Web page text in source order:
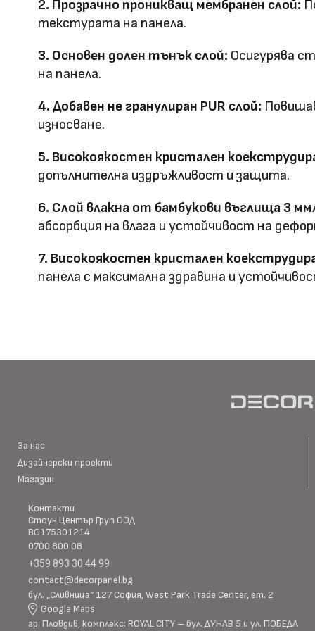
технология
Матова PETG
Оценка за
ефективност
Клас на горимост
Предимства водоустойчив &
снаждане
Фрезовано снаждане /
профил
HD Принтирани
Материал \\
Повърхностна
технология
Оценка за
ефективност
Клас на горимост
2. Прозрачно проникващ мембранен слой:
текстурата на панела.
3. Основен долен тънък слой: Осигурява
на панела.
4. Добавен не гранулиран PUR слой:
износване.
5. Високоякостен кристален
допълнителна издръжливост и защита.
6. Слой влакна от бамбукови въглища 3
абсорбция на влага и устойчивост на
7. Високоякостен кристален
панела с максимална здравина и
За нас
Дизайнерски проекти
Магазин
Контакти
Стоун Център Груп ООД
BG175301214
0700 800 08
+359 893 30 44 99
contact@decorpanel.bg
бул. „Сливница“ 127 София, West Park Trade Center, ет. 2
Google Maps
гр. Пловдив, комплекс: ROYAL CITY – бул. ДУНАВ 5 и ул. ПОБЕДА